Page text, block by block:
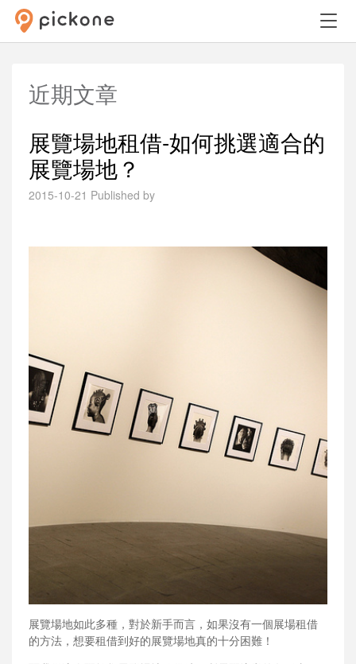
近期文章
展覽場地租借-如何挑選適合的
展覽場地？
2015-10-21 Published by
展覽場地如此多種，對於新手而言，如果沒有一個展場租借
的方法，想要租借到好的展覽場地真的十分困難！